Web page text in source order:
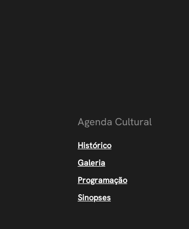
Agenda Cultural
Histórico
Galeria
Programação
Sinopses